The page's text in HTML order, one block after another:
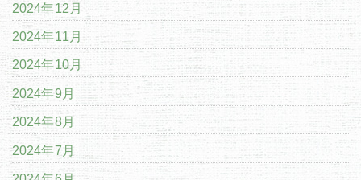
2024年12月
2024年11月
2024年10月
2024年9月
2024年8月
2024年7月